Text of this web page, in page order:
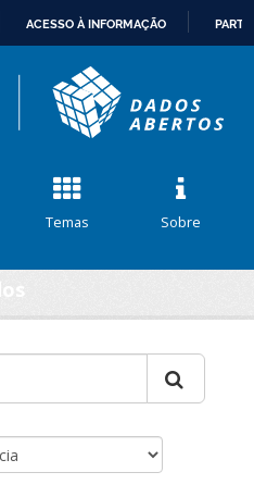
CONTEÚDO
ACESSO À INFORMAÇÃO
Temas Sobre